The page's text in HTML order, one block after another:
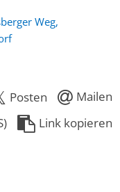
Weg,
Posten
Mailen
Link kopieren